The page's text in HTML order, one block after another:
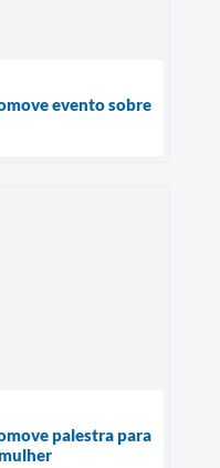
evento sobre
palestra para